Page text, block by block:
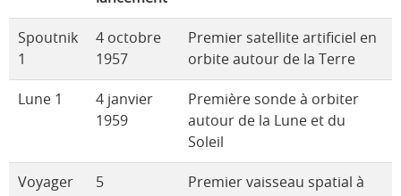
Spoutnik
1
4 octobre
1957
Premier satellite artificiel en
orbite autour de la Terre
Lune 1
4 janvier
1959
Première sonde à orbiter
autour de la Lune et du
Soleil
Voyager
5
Premier vaisseau spatial à